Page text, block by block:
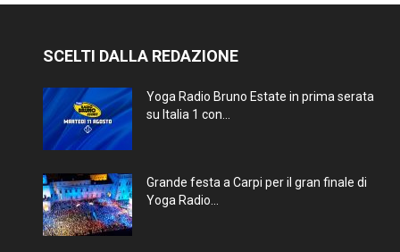
SCELTI DALLA REDAZIONE
Yoga Radio Bruno Estate in prima serata
su Italia 1 con...
Grande festa a Carpi per il gran finale di
Yoga Radio...